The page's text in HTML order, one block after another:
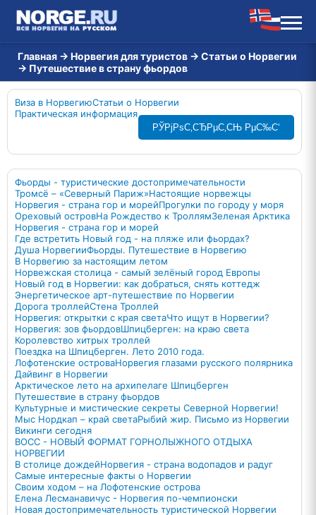
Главная → Норвегия для туристов → Статьи о Норвегии
→ Путешествие в страну фьордов
Виза в НорвегиюСтатьи о Норвегии
Практическая информация
РЎРјРѕС‚СЂРµС‚СЊ РµС‰С‘
Фьорды - туристические достопримечательности
Тромсё – «Северный Париж»Настоящие норвежцы
Норвегия - страна гор и морейПрогулки по городу у моря
Ореховый островНа Рождество к ТроллямЗеленая Арктика
Норвегия - страна гор и морей
Где встретить Новый год - на пляже или фьордах?
Душа НорвегииФьорды. Путешествие в Норвегию
В Норвегию за настоящим летом
Норвежская столица - самый зелёный город Европы
Новый год в Норвегии: как добраться, снять коттедж
Энергетическое арт-путешествие по Норвегии
Дорога троллейСтена Троллей
Норвегия: открытки с края светаЧто ищут в Норвегии?
Норвегия: зов фьордовШпицберген: на краю света
Королевство хитрых троллей
Поездка на Шпицберген. Лето 2010 года.
Лофотенские островаНорвегия глазами русского полярника
Дайвинг в Норвегии
Арктическое лето на архипелаге Шпицберген
Путешествие в страну фьордов
Культурные и мистические секреты Северной Норвегии!
Мыс Нордкап – край светаРыбий жир. Письмо из Норвегии
Викинги сегодня
ВОСС - НОВЫЙ ФОРМАТ ГОРНОЛЫЖНОГО ОТДЫХА
НОРВЕГИИ
В столице дождейНорвегия - страна водопадов и радуг
Самые интересные факты о Норвегии
Своим ходом – на Лофотенские острова
Елена Лесманавичус - Норвегия по-чемпионски
Новая достопримечательность туристической Норвегии